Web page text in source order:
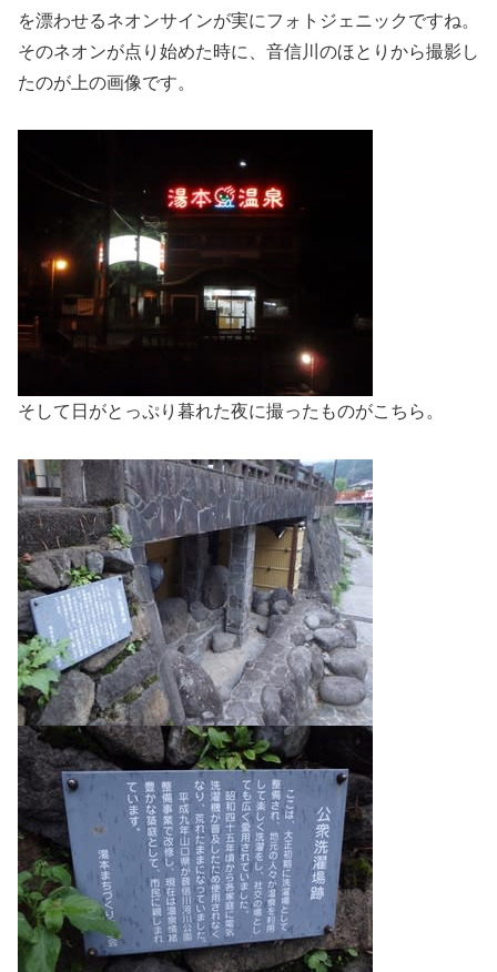
を漂わせるネオンサインが実にフォトジェニックですね。
そのネオンが点り始めた時に、音信川のほとりから撮影し
たのが上の画像です。
そして日がとっぷり暮れた夜に撮ったものがこちら。